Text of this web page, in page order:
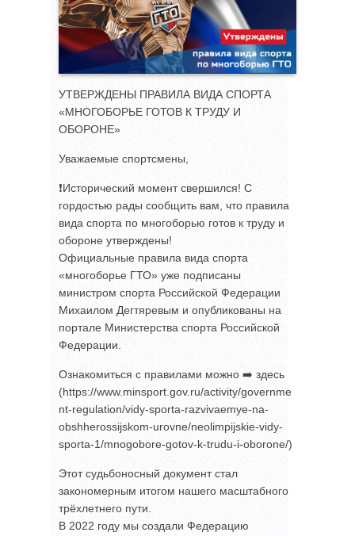
УТВЕРЖДЕНЫ ПРАВИЛА ВИДА СПОРТА
«МНОГОБОРЬЕ ГОТОВ К ТРУДУ И
ОБОРОНЕ»
Уважаемые спортсмены,
❗️Исторический момент свершился! С
гордостью рады сообщить вам, что правила
вида спорта по многоборью готов к труду и
обороне утверждены!
Официальные правила вида спорта
«многоборье ГТО» уже подписаны
министром спорта Российской Федерации
Михаилом Дегтяревым и опубликованы на
портале Министерства спорта Российской
Федерации.
Ознакомиться с правилами можно ➡️ здесь
(https://www.minsport.gov.ru/activity/governme
nt-regulation/vidy-sporta-razvivaemye-na-
obshherossijskom-urovne/neolimpijskie-vidy-
sporta-1/mnogobore-gotov-k-trudu-i-oborone/)
Этот судьбоносный документ стал
закономерным итогом нашего масштабного
трёхлетнего пути.
В 2022 году мы создали Федерацию